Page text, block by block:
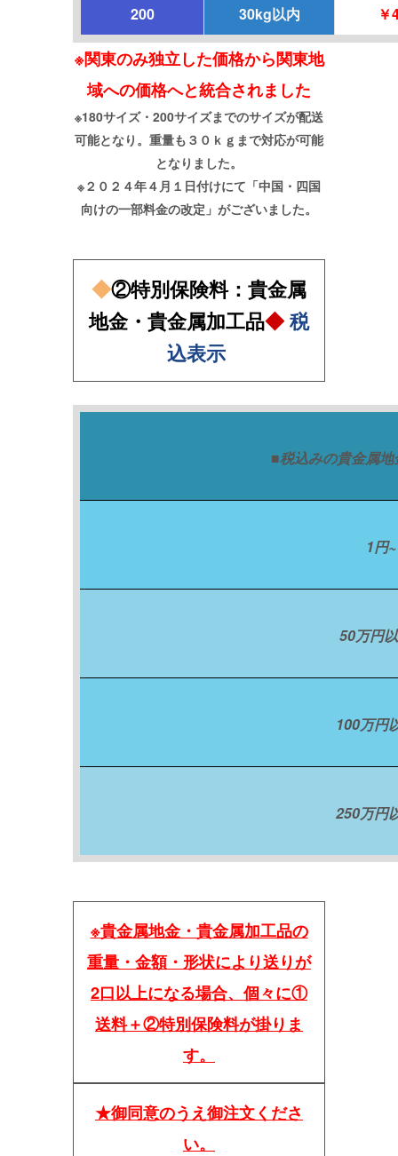
200 30kg以内 ￥
※関東のみ独立した価格から関東地
域への価格へと統合されました
※180サイズ・200サイズまでのサイズが配送
可能となり。重量も３０ｋｇまで対応が可能
となりました。
※２０２４年４月１日付けにて「中国・四国
向けの一部料金の改定」がございました。
◆②特別保険料：貴金属
地金・貴金属加工品◆税
込表示
■税込みの貴金属
1円
50万円
100万円
250万円
※貴金属地金・貴金属加工品の
重量・金額・形状により送りが
2口以上になる場合、個々に①
送料＋②特別保険料が掛りま
す。
★御同意のうえ御注文くださ
い。